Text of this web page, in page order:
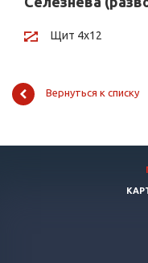
Щит 4х12
Вернуться к списку